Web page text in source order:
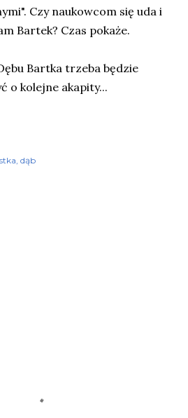
Czy naukowcom się uda i
Bartek? Czas pokaże.
Bartka trzeba będzie
o kolejne akapity...
dąb